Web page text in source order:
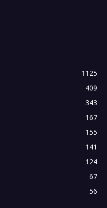
1125
409
343
167
155
141
124
67
56